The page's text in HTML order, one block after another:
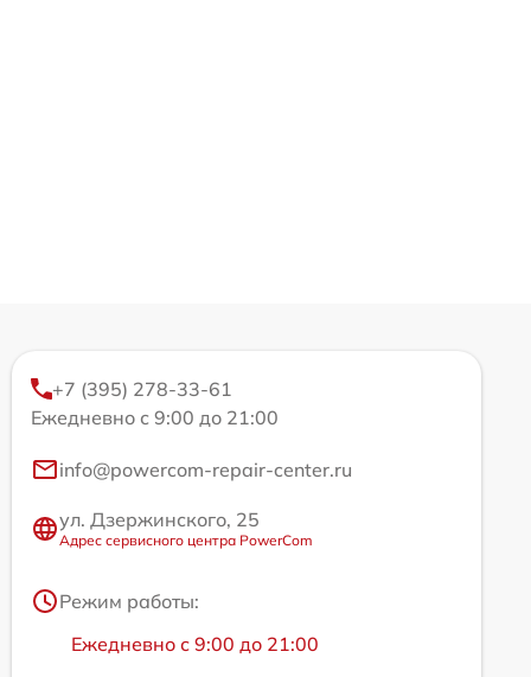
+7 (395) 278-33-61
Ежедневно с 9:00 до 21:00
info@powercom-repair-center.ru
ул. Дзержинского, 25
Адрес сервисного центра PowerCom
Режим работы:
Ежедневно с 9:00 до 21:00